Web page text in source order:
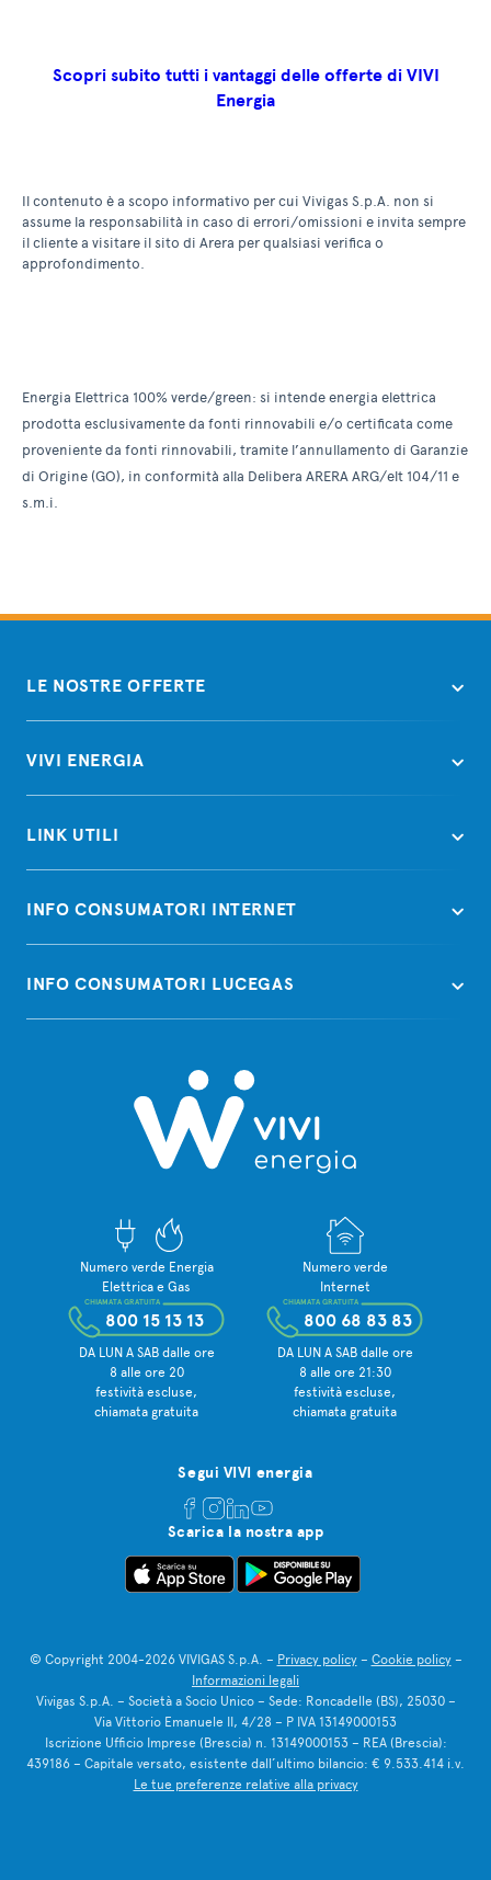
Scopri subito tutti i vantaggi delle offerte di VIVI
Energia
Il contenuto è a scopo informativo per cui Vivigas S.p.A. non si
assume la responsabilità in caso di errori/omissioni e invita sempre
il cliente a visitare il sito di Arera per qualsiasi verifica o
approfondimento.
Energia Elettrica 100% verde/green: si intende energia elettrica
prodotta esclusivamente da fonti rinnovabili e/o certificata come
proveniente da fonti rinnovabili, tramite l’annullamento di Garanzie
di Origine (GO), in conformità alla Delibera ARERA ARG/elt 104/11 e
s.m.i.
LE NOSTRE OFFERTE
VIVI ENERGIA
LINK UTILI
INFO CONSUMATORI INTERNET
INFO CONSUMATORI LUCEGAS
Numero verde Energia
Elettrica e Gas
800 15 13 13
CHIAMATA GRATUITA
DA LUN A SAB dalle ore
8 alle ore 20
festività escluse,
chiamata gratuita
Numero verde
Internet
800 68 83 83
CHIAMATA GRATUITA
DA LUN A SAB dalle ore
8 alle ore 21:30
festività escluse,
chiamata gratuita
Segui VIVI energia
Scarica la nostra app
© Copyright 2004-2026 VIVIGAS S.p.A. – Privacy policy– Cookie policy–
Informazioni legali
Vivigas S.p.A. – Società a Socio Unico – Sede: Roncadelle (BS), 25030 –
Via Vittorio Emanuele II, 4/28 – P IVA 13149000153
Iscrizione Ufficio Imprese (Brescia) n. 13149000153 – REA (Brescia):
439186 – Capitale versato, esistente dall’ultimo bilancio: € 9.533.414 i.v.
Le tue preferenze relative alla privacy